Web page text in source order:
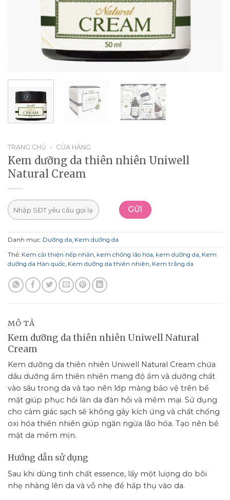
TRANG CHỦ » CỬA HÀNG
Kem dưỡng da thiên nhiên Uniwell
Natural Cream
Danh mục: Dưỡng da, Kem dưỡng da
Thẻ: Kem cải thiện nếp nhăn, kem chống lão hóa, kem dưỡng da, Kem
dưỡng da Hàn quốc, Kem dưỡng da thiên nhiên, Kem trắng da
MÔ TẢ
Kem dưỡng da thiên nhiên Uniwell Natural
Cream
Kem dưỡng da thiên nhiên Uniwell Natural Cream chứa
dầu dưỡng ẩm thiên nhiên mang độ ẩm và dưỡng chất
vào sâu trong da và tạo nên lớp màng bảo vệ trên bề
mặt giúp phục hồi làn da đàn hồi và mềm mại. Sử dụng
cho cảm giác sạch sẽ không gây kích ứng và chất chống
oxi hóa thiên nhiên giúp ngăn ngừa lão hóa. Tạo nên bề
mặt da mềm mịn.
Hướng dẫn sử dụng
Sau khi dùng tinh chất essence, lấy một lượng do bôi
nhẹ nhàng lên da và vỗ nhẹ để hấp thụ vào da.